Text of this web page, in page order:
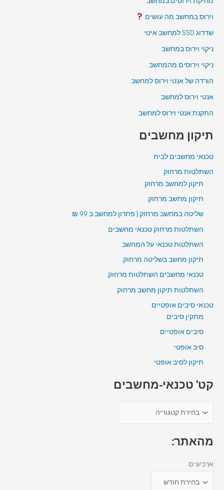
וירוס במחשב מה עושים
שדרוג SSD למחשב איטי
ניקוי וירוס במחשב
ניקוי וירוסים מהמחשב
הורדה של אנטי וירוס למחשב
אנטי וירוס למחשב
התקנת אנטי וירוס למחשב
תיקון מחשבים
טכנאי מחשבים לבית
השתלטות מרחוק
תיקון למחשב מרחוק
תיקון מחשב מרחוק
שליטה במחשב מרחוק | פתרון למחשב ב 99 ₪
השתלטות מרחוק טכנאי מחשבים
השתלטות טכנאי על המחשב
תיקון מחשב בשליטה מרחוק
טכנאי מחשבים השתלטות מרחוק
השתלטות תיקון מחשב מרחוק
טכנאי סיבים אופטיים
מתקין סיבים
סיבים אופטיים
סיב אופטי
תיקון לסיב אופטי
קט' טכנאי-מחשבים
מהאתר:
ארכיונים